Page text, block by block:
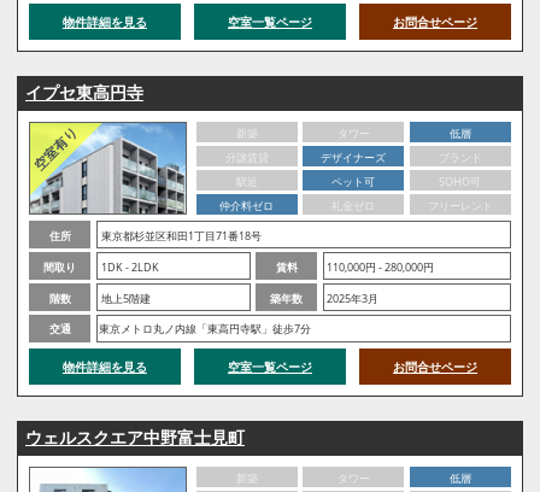
物件詳細を見る 空室一覧ページ お問合せページ
イプセ東高円寺
新築 タワー
低層
分譲賃貸
デザイナーズ
ブランド
駅近
ペット可
SOHO可
仲介料ゼロ
礼金ゼロ
フリーレント
住所
東京都杉並区和田1丁目71番18号
間取り
1DK - 2LDK 賃料
110,000円 - 280,000円
階数
地上5階建 築年数
2025年3月
交通
東京メトロ丸ノ内線「東高円寺駅」徒歩7分
物件詳細を見る 空室一覧ページ お問合せページ
ウェルスクエア中野富士見町
新築 タワー
低層